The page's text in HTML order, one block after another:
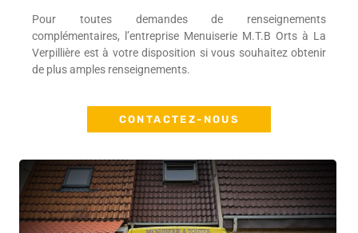
Pour toutes demandes de renseignements
complémentaires, l’entreprise Menuiserie M.T.B Orts à La
Verpillière est à votre disposition si vous souhaitez obtenir
de plus amples renseignements.
CONTACTEZ-NOUS